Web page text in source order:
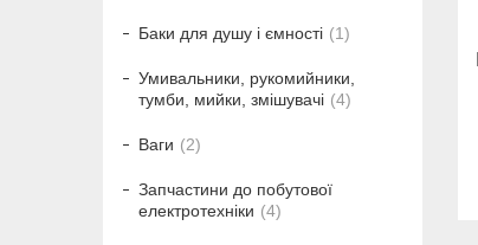
Баки для душу і ємності 1
Умивальники, рукомийники,
тумби, мийки, змішувачі
4
Ваги 2
Запчастини до побутової
електротехніки
4